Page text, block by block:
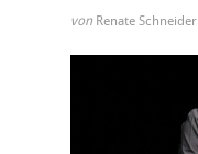
von Renate Schneider